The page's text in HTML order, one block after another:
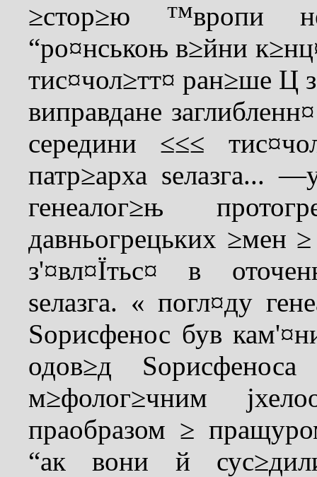
≥стор≥ю ™вропи
“ро¤нськоњ в≥йни
тис¤чол≥тт¤ ран≥ше Ц
виправдане
середини ≤≤≤
патр≥арха ѕелазга...
генеалог≥њ
давньогрецьких ≥мен
з'¤вл¤Їтьс¤ в
ѕелазга. « погл¤ду
Ѕорисфенос був
одов≥д
м≥фолог≥чним
праобразом ≥
“ак вони й